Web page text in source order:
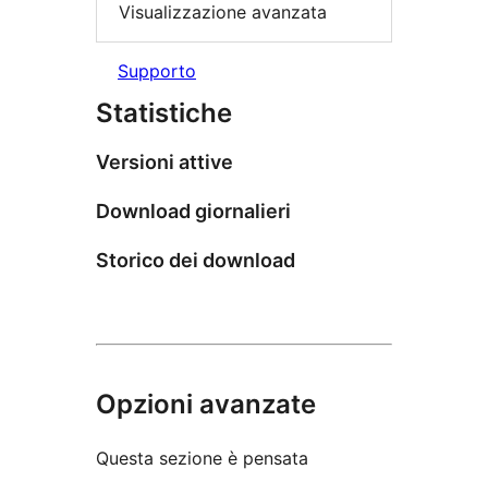
Visualizzazione avanzata
Supporto
Statistiche
Versioni attive
Download giornalieri
Storico dei download
Opzioni avanzate
Questa sezione è pensata